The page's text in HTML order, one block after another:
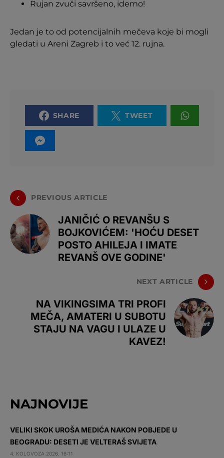
Rujan zvuči savršeno, idemo!
Jedan je to od potencijalnih mečeva koje bi mogli
gledati u Areni Zagreb i to već 12. rujna.
SHARE TWEET
PREVIOUS ARTICLE
JANIČIĆ O REVANŠU S
BOJKOVIĆEM: 'HOĆU DESET
POSTO AHILEJA I IMATE
REVANŠ OVE GODINE'
NEXT ARTICLE
NA VIKINGSIMA TRI PROFI
MEČA, AMATERI U SUBOTU
STAJU NA VAGU I ULAZE U
KAVEZ!
NAJNOVIJE
VELIKI SKOK UROŠA MEDIĆA NAKON POBJEDE U
BEOGRADU: DESETI JE VELTERAŠ SVIJETA
4. KOLOVOZA 2026. 16:11